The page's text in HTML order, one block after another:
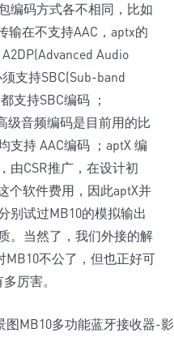
编码方式各不相同，比如
输在不支持AAC，aptx的
Audio
支持SBC(Sub-band
支持SBC编码 ；
级音频编码是目前用的比
支持 AAC编码 ；aptX 编
由CSR推广，在设计初
个软件费用，因此aptX并
别试过MB10的模拟输出
。当然了，我们外接的解
MB10不公了，但也正好可
厉害。